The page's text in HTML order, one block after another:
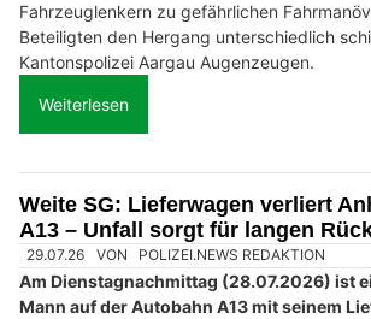
Fahrzeuglenkern zu gefährlichen
Beteiligten den Hergang unterschiedlich
Kantonspolizei Aargau Augenzeugen.
Weiterlesen
Weite SG: Lieferwagen verliert
A13 – Unfall sorgt für langen
29.07.26 VON POLIZEI.NEWS REDAKTION
Am Dienstagnachmittag (28.07.2026) ist
Mann auf der Autobahn A13 mit seinem